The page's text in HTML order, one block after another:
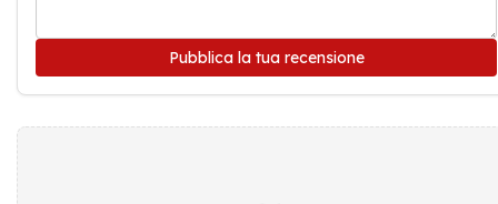
Pubblica la tua recensione